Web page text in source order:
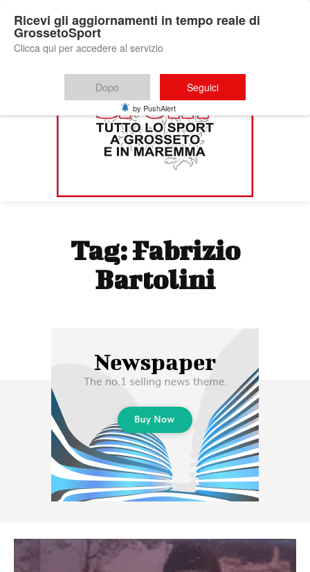
Tag:Fabrizio
Bartolini
Ricevi gli aggiornamenti in tempo reale di
GrossetoSport
Clicca qui per accedere al servizio
Dopo Seguici
by PushAlert